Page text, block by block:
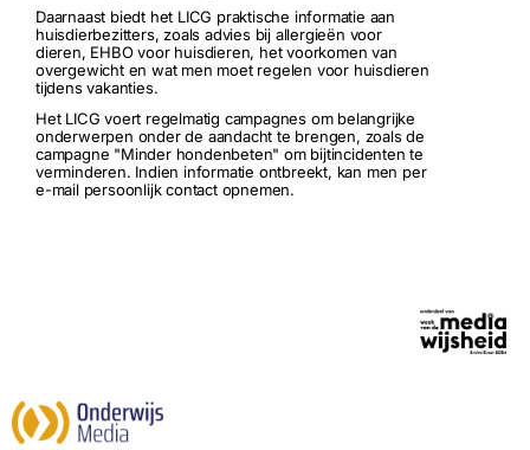
Daarnaast biedt het LICG praktische informatie aan
huisdierbezitters, zoals advies bij allergieën voor
dieren, EHBO voor huisdieren, het voorkomen van
overgewicht en wat men moet regelen voor huisdieren
tijdens vakanties.
Het LICG voert regelmatig campagnes om belangrijke
onderwerpen onder de aandacht te brengen, zoals de
campagne "Minder hondenbeten" om bijtincidenten te
verminderen. Indien informatie ontbreekt, kan men per
e-mail persoonlijk contact opnemen.